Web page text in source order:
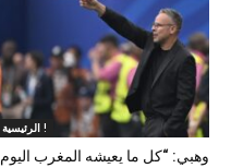
الرئيسية !
وهبي: “كل ما يعيشه المغرب اليوم